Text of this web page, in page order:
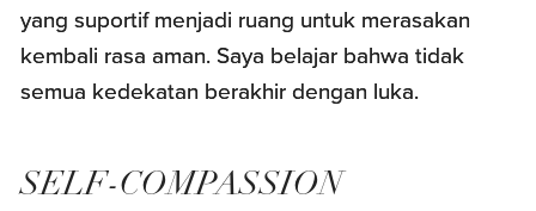
yang suportif menjadi ruang untuk merasakan
kembali rasa aman. Saya belajar bahwa tidak
semua kedekatan berakhir dengan luka.
SELF-COMPASSION